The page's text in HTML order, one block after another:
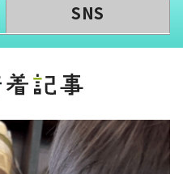
SNS